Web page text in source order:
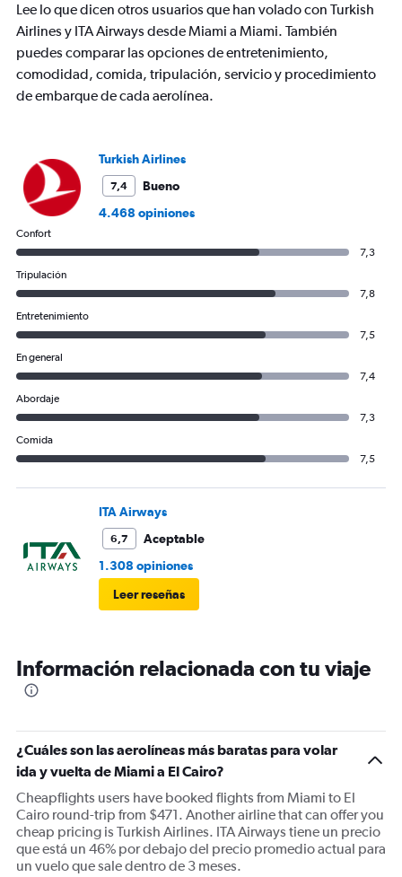
1
Y
axis
displaying
values.
Range:
Lee lo que dicen otros usuarios que han volado con Turkish
Airlines y ITA Airways desde Miami a Miami. También
puedes comparar las opciones de entretenimiento,
comodidad, comida, tripulación, servicio y procedimiento
de embarque de cada aerolínea.
Turkish Airlines
7,4
Bueno
4.468 opiniones
Confort
7,3
Tripulación
7,8
Entretenimiento
7,5
En general
7,4
Abordaje
7,3
Comida
7,5
ITA Airways
6,7
Aceptable
1.308 opiniones
Leer reseñas
Información relacionada con tu viaje
¿Cuáles son las aerolíneas más baratas para volar
ida y vuelta de Miami a El Cairo?
Cheapflights users have booked flights from Miami to El
Cairo round-trip from $471. Another airline that can offer you
cheap pricing is Turkish Airlines. ITA Airways tiene un precio
que está un 46% por debajo del precio promedio actual para
un vuelo que sale dentro de 3 meses.